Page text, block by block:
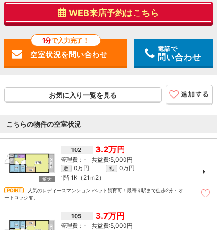
WEB来店予約はこちら
1分で入力完了！
電話で
問い合わせ
お気に入り一覧を見る
こちらの物件の空室状況
102 3.2万円
- 5,000円
敷 0万円 礼
0万円
1階 1K（21ｍ 2）
人気のレディースマンション♪ペット飼育可！最寄り駅まで徒歩2分・オ
ートロック有。
105 3.7万円
- 5,000円